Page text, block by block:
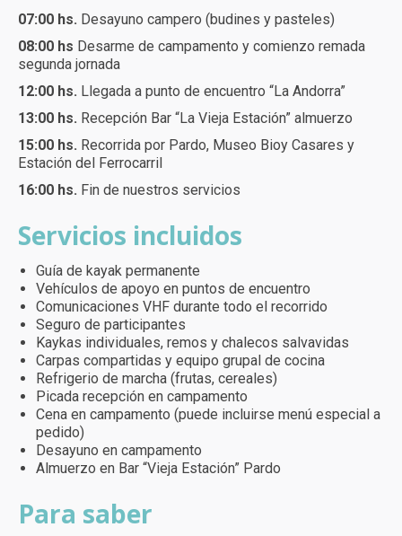
07:00 hs. Desayuno campero (budines y pasteles)
08:00 hs Desarme de campamento y comienzo remada
segunda jornada
12:00 hs. Llegada a punto de encuentro “La Andorra”
13:00 hs. Recepción Bar “La Vieja Estación” almuerzo
15:00 hs. Recorrida por Pardo, Museo Bioy Casares y
Estación del Ferrocarril
16:00 hs. Fin de nuestros servicios
Servicios incluidos
Guía de kayak permanente
Vehículos de apoyo en puntos de encuentro
Comunicaciones VHF durante todo el recorrido
Seguro de participantes
Kaykas individuales, remos y chalecos salvavidas
Carpas compartidas y equipo grupal de cocina
Refrigerio de marcha (frutas, cereales)
Picada recepción en campamento
Cena en campamento (puede incluirse menú especial a
pedido)
Desayuno en campamento
Almuerzo en Bar “Vieja Estación” Pardo
Para saber